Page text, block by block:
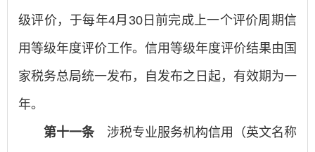
级评价，于每年4月30日前完成上一个评价周期信
用等级年度评价工作。信用等级年度评价结果由国
家税务总局统一发布，自发布之日起，有效期为一
年。
第十一条 涉税专业服务机构信用（英文名称